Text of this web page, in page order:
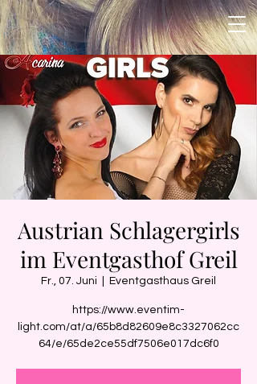
Austrian Schlagergirls
im Eventgasthof Greil
Fr., 07. Juni Eventgasthaus Greil
https://www.eventim-
light.com/at/a/65b8d82609e8c3327062cc
64/e/65de2ce55df7506e017dc6f0